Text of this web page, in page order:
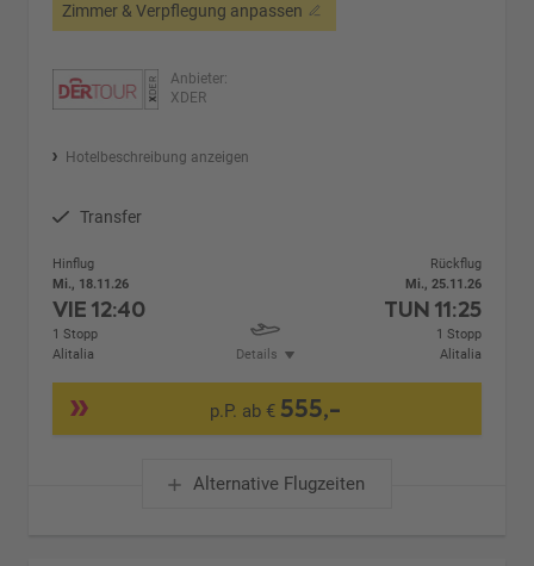
Zimmer & Verpflegung anpassen
Anbieter:
XDER
Hotelbeschreibung anzeigen
Transfer
Hinflug
Mi., 18.11.26
VIE12:40
1 Stopp
Alitalia
Details
Rückflug
Mi., 25.11.26
TUN 11:25
1 Stopp
Alitalia
p.P. ab € 555,-
Alternative Flugzeiten